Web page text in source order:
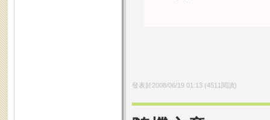
發表於2008/06/19 01:13(4511 閱讀)